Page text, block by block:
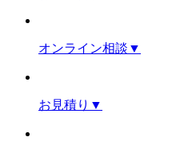
オンライン相談 ▼
お見積り ▼